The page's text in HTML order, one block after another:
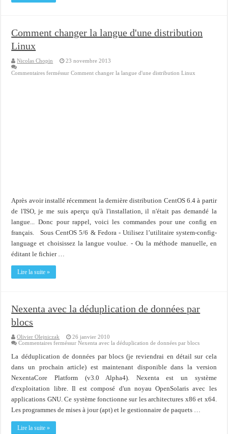
Comment changer la langue d'une distribution
Linux
Nicolas Chopin
23 novembre 2013
Commentaires ferméssur Comment changer la langue d'une distribution Linux
Après avoir installé récemment la dernière distribution CentOS 6.4 à partir
de l'ISO, je me suis aperçu qu'à l'installation, il n'était pas demandé la
langue... Donc pour rappel, voici les commandes pour une config en
français. Sous CentOS 5/6 & Fedora - Utilisez l’utilitaire system-config-
language et choisissez la langue voulue. - Ou la méthode manuelle, en
éditant le fichier …
Lire la suite »
Nexenta avec la déduplication de données par
blocs
Olivier Olejniczak
26 janvier 2010
Commentaires ferméssur Nexenta avec la déduplication de données par blocs
La déduplication de données par blocs (je reviendrai en détail sur cela
dans un prochain article) est maintenant disponible dans la version
NexentaCore Platform (v3.0 Alpha4). Nexenta est un système
d'exploitation libre. Il est composé d'un noyau OpenSolaris avec les
applications GNU. Ce système fonctionne sur les architectures x86 et x64.
Les programmes de mises à jour (apt) et le gestionnaire de paquets …
Lire la suite »